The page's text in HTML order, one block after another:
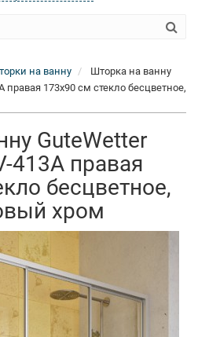
на ванну
Шторка на ванну
правая 173x90 см стекло бесцветное,
GuteWetter
413A правая
бесцветное,
хром